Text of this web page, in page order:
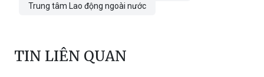
Trung tâm Lao động ngoài nước
TIN LIÊN QUAN